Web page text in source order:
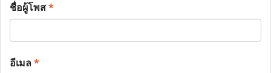
ชื่อผู้โพส*
อีเมล*